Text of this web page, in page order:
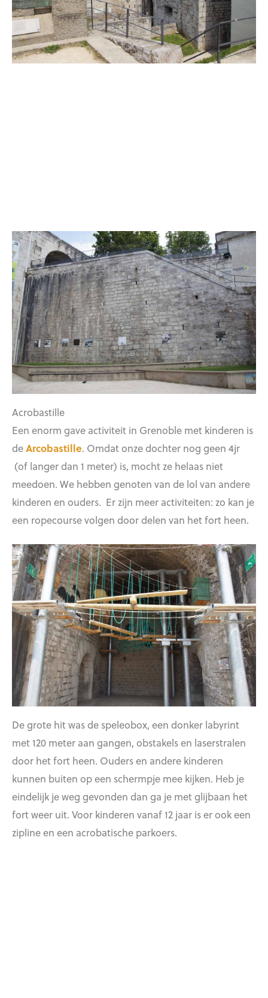
Acrobastille
Een enorm gave activiteit in Grenoble met kinderen is
deArcobastille. Omdat onze dochter nog geen 4jr
(of langer dan 1 meter) is, mocht ze helaas niet
meedoen. We hebben genoten van de lol van andere
kinderen en ouders. Er zijn meer activiteiten: zo kan je
een ropecourse volgen door delen van het fort heen.
De grote hit was de speleobox, een donker labyrint
met 120 meter aan gangen, obstakels en laserstralen
door het fort heen. Ouders en andere kinderen
kunnen buiten op een schermpje mee kijken. Heb je
eindelijk je weg gevonden dan ga je met glijbaan het
fort weer uit. Voor kinderen vanaf 12 jaar is er ook een
zipline en een acrobatische parkoers.